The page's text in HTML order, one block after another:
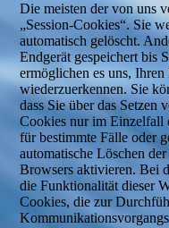
Die meisten der von uns
„Session-Cookies“. Sie
automatisch gelöscht.
Endgerät gespeichert bis
ermöglichen es uns,
wiederzuerkennen. Sie
dass Sie über das
Cookies nur im Einzelfall
für bestimmte Fälle oder
automatische Löschen
Browsers aktivieren. Bei
die Funktionalität dieser
Cookies, die zur